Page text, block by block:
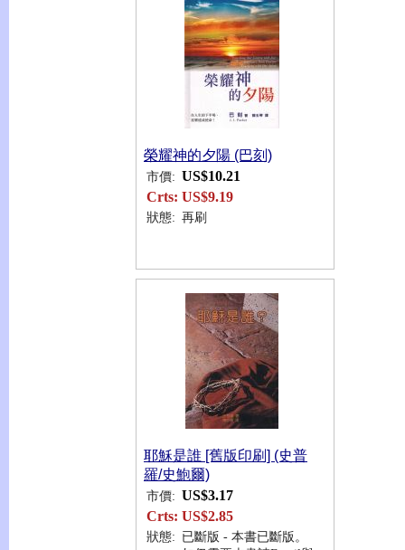
榮耀神的夕陽 (巴刻)
市價: US$10.21
Crts: US$9.19
狀態: 再刷
耶穌是誰 [舊版印刷] (史普
羅/史鮑爾)
市價: US$3.17
Crts: US$2.85
狀態: 已斷版 - 本書已斷版。